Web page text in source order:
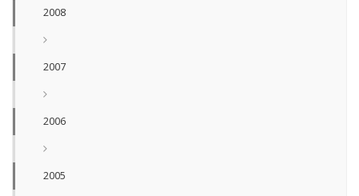
2008
2007
2006
2005